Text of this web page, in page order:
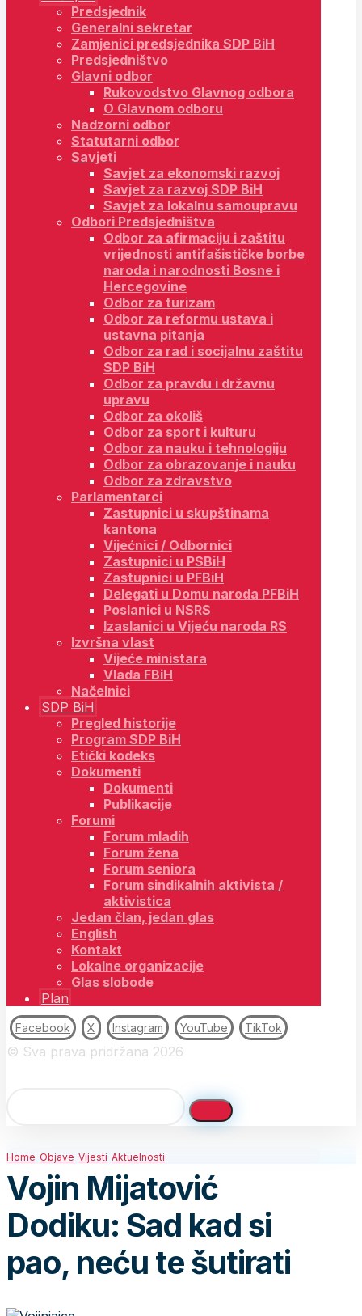
Predsjednik
Generalni sekretar
Zamjenici predsjednika SDP BiH
Predsjedništvo
Glavni odbor
Rukovodstvo Glavnog odbora
O Glavnom odboru
Nadzorni odbor
Statutarni odbor
Savjeti
Savjet za ekonomski razvoj
Savjet za razvoj SDP BiH
Savjet za lokalnu samoupravu
Odbori Predsjedništva
Odbor za afirmaciju i zaštitu
vrijednosti antifašističke borbe
naroda i narodnosti Bosne i
Hercegovine
Odbor za turizam
Odbor za reformu ustava i
ustavna pitanja
Odbor za rad i socijalnu zaštitu
SDP BiH
Odbor za pravdu i državnu
upravu
Odbor za okoliš
Odbor za sport i kulturu
Odbor za nauku i tehnologiju
Odbor za obrazovanje i nauku
Odbor za zdravstvo
Parlamentarci
Zastupnici u skupštinama
kantona
Vijećnici / Odbornici
Zastupnici u PSBiH
Zastupnici u PFBiH
Delegati u Domu naroda PFBiH
Poslanici u NSRS
Izaslanici u Vijeću naroda RS
Izvršna vlast
Vijeće ministara
Vlada FBiH
Načelnici
SDP BiH
Pregled historije
Program SDP BiH
Etički kodeks
Dokumenti
Dokumenti
Publikacije
Forumi
Forum mladih
Forum žena
Forum seniora
Forum sindikalnih aktivista /
aktivistica
Jedan član, jedan glas
English
Kontakt
Lokalne organizacije
Glas slobode
Plan
Facebook X Instagram YouTube TikTok
© Sva prava pridržana 2026
Home Objave Vijesti Aktuelnosti
Vojin Mijatović
Dodiku: Sad kad si
pao, neću te šutirati